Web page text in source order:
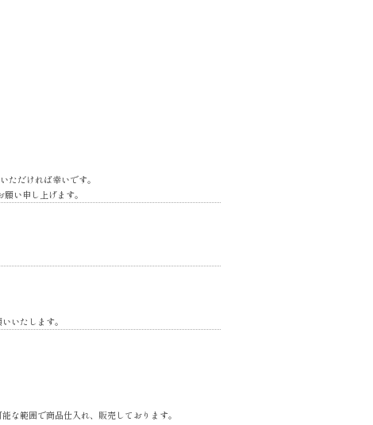
ただければ幸いです。
い申し上げます。
いたします。
な範囲で商品仕入れ、販売しております。